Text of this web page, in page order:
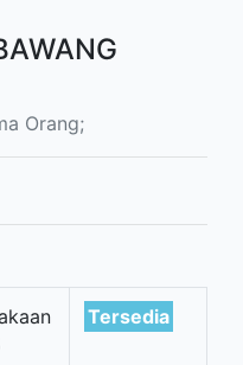
Orang;
Tersedia